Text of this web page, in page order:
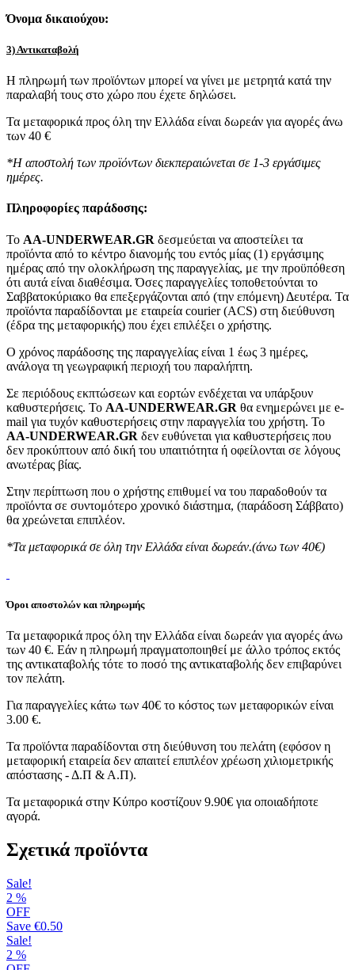
Όνομα δικαιούχου:
3) Αντικαταβολή
Η πληρωμή των προϊόντων μπορεί να γίνει με μετρητά κατά την
παραλαβή τους στο χώρο που έχετε δηλώσει.
Τα μεταφορικά προς όλη την Ελλάδα είναι δωρεάν για αγορές άνω
των 40 €
*Η αποστολή των προϊόντων διεκπεραιώνεται σε 1-3 εργάσιμες
ημέρες.
Πληροφορίες παράδοσης:
To AA-UNDERWEAR.GR δεσμεύεται να αποστείλει τα
προϊόντα από το κέντρο διανομής του εντός μίας (1) εργάσιμης
ημέρας από την ολοκλήρωση της παραγγελίας, με την προϋπόθεση
ότι αυτά είναι διαθέσιμα. Όσες παραγγελίες τοποθετούνται το
Σαββατοκύριακο θα επεξεργάζονται από (την επόμενη) Δευτέρα. Τα
προϊόντα παραδίδονται με εταιρεία courier (ACS) στη διεύθυνση
(έδρα της μεταφορικής) που έχει επιλέξει ο χρήστης.
Ο χρόνος παράδοσης της παραγγελίας είναι 1 έως 3 ημέρες,
ανάλογα τη γεωγραφική περιοχή του παραλήπτη.
Σε περιόδους εκπτώσεων και εορτών ενδέχεται να υπάρξουν
καθυστερήσεις. Το AA-UNDERWEAR.GR θα ενημερώνει με e-
mail για τυχόν καθυστερήσεις στην παραγγελία του χρήστη. Το
AA-UNDERWEAR.GR δεν ευθύνεται για καθυστερήσεις που
δεν προκύπτουν από δική του υπαιτιότητα ή οφείλονται σε λόγους
ανωτέρας βίας.
Στην περίπτωση που ο χρήστης επιθυμεί να του παραδοθούν τα
προϊόντα σε συντομότερο χρονικό διάστημα, (παράδοση Σάββατο)
θα χρεώνεται επιπλέον.
*Τα μεταφορικά σε όλη την Ελλάδα είναι δωρεάν.(άνω των 40€)
Όροι αποστολών και πληρωμής
Τα μεταφορικά προς όλη την Ελλάδα είναι δωρεάν για αγορές άνω
των 40 €. Εάν η πληρωμή πραγματοποιηθεί με άλλο τρόπος εκτός
της αντικαταβολής τότε το ποσό της αντικαταβολής δεν επιβαρύνει
τον πελάτη.
Για παραγγελίες κάτω των 40€ το κόστος των μεταφορικών είναι
3.00 €.
Τα προϊόντα παραδίδονται στη διεύθυνση του πελάτη (εφόσον η
μεταφορική εταιρεία δεν απαιτεί επιπλέον χρέωση χιλιομετρικής
απόστασης - Δ.Π & Α.Π).
Τα μεταφορικά στην Κύπρο κοστίζουν 9.90€ για οποιαδήποτε
αγορά.
Σχετικά προϊόντα
Sale!
2 %
OFF
Save €0.50
Sale!
2 %